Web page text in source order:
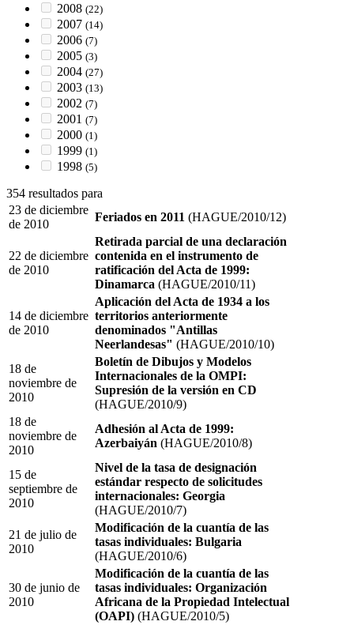
2008 (22)
2007 (14)
2006 (7)
2005 (3)
2004 (27)
2003 (13)
2002 (7)
2001 (7)
2000 (1)
1999 (1)
1998 (5)
354 resultados para
23 de diciembre
de 2010
Feriados en 2011 (HAGUE/2010/12)
22 de diciembre
de 2010
Retirada parcial de una declaración
contenida en el instrumento de
ratificación del Acta de 1999:
Dinamarca (HAGUE/2010/11)
14 de diciembre
de 2010
Aplicación del Acta de 1934 a los
territorios anteriormente
denominados "Antillas
Neerlandesas" (HAGUE/2010/10)
18 de
noviembre de
2010
Boletín de Dibujos y Modelos
Internacionales de la OMPI:
Supresión de la versión en CD
(HAGUE/2010/9)
18 de
noviembre de
2010
Adhesión al Acta de 1999:
Azerbaiyán (HAGUE/2010/8)
15 de
septiembre de
2010
Nivel de la tasa de designación
estándar respecto de solicitudes
internacionales: Georgia
(HAGUE/2010/7)
21 de julio de
2010
Modificación de la cuantía de las
tasas individuales: Bulgaria
(HAGUE/2010/6)
30 de junio de
2010
Modificación de la cuantía de las
tasas individuales: Organización
Africana de la Propiedad Intelectual
(OAPI) (HAGUE/2010/5)